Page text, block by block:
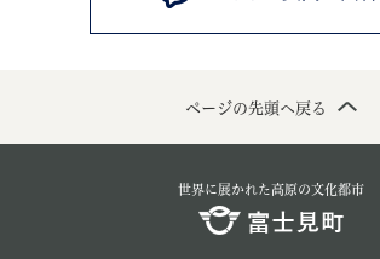
ページの先頭へ戻る
世界に展かれた高原の文化都市